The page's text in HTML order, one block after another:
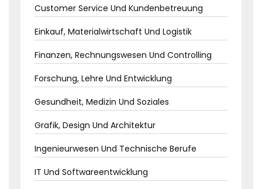
Customer Service Und Kundenbetreuung
Einkauf, Materialwirtschaft Und Logistik
Finanzen, Rechnungswesen Und Controlling
Forschung, Lehre Und Entwicklung
Gesundheit, Medizin Und Soziales
Grafik, Design Und Architektur
Ingenieurwesen Und Technische Berufe
IT Und Softwareentwicklung